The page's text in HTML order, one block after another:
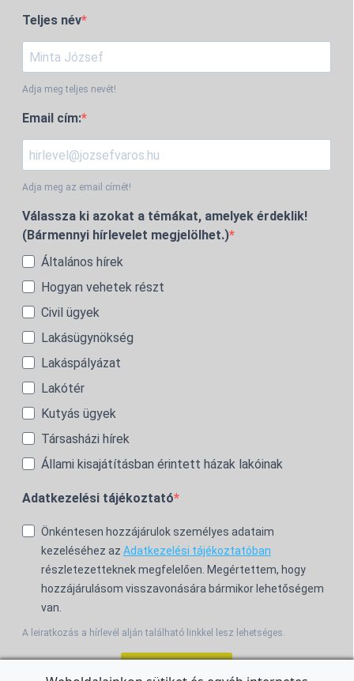
Teljes név
Adja meg teljes nevét!
Email cím:
Adja meg az email címét!
Válassza ki azokat a témákat, amelyek érdeklik!
(Bármennyi hírlevelet megjelölhet.)
Általános hírek
Hogyan vehetek részt
Civil ügyek
Lakásügynökség
Lakáspályázat
Lakótér
Kutyás ügyek
Társasházi hírek
Állami kisajátításban érintett házak lakóinak
Adatkezelési tájékoztató
Önkéntesen hozzájárulok személyes adataim
kezeléséhez az Adatkezelési tájékoztatóban
részletezetteknek megfelelően. Megértettem, hogy
hozzájárulásom visszavonására bármikor lehetőségem
van.
A leiratkozás a hírlevél alján található linkkel lesz lehetséges.